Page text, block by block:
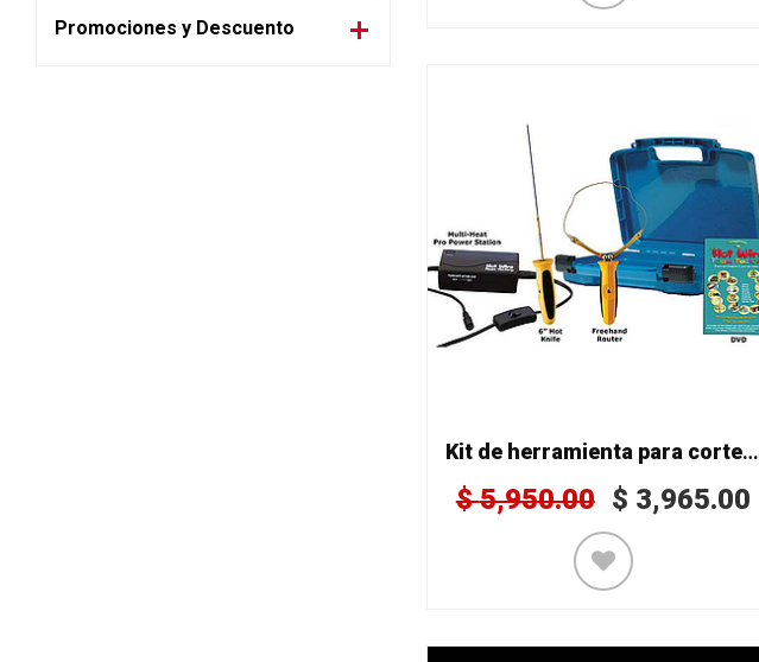
Promociones y Descuento
Kit de herramienta para corte de unicel K44
$5,950.00 $ 3,965.00